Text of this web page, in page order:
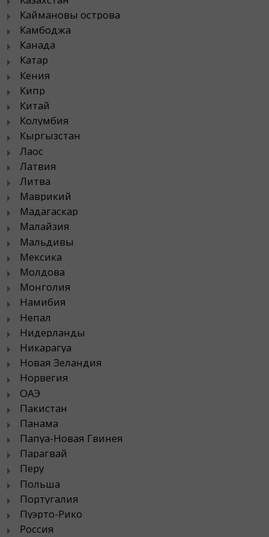
Каймановы острова
Камбоджа
Канада
Катар
Кения
Кипр
Китай
Колумбия
Кыргызстан
Лаос
Латвия
Литва
Маврикий
Мадагаскар
Малайзия
Мальдивы
Мексика
Молдова
Монголия
Намибия
Непал
Нидерланды
Никарагуа
Новая Зеландия
Норвегия
ОАЭ
Пакистан
Панама
Папуа-Новая Гвинея
Парагвай
Перу
Польша
Португалия
Пуэрто-Рико
Россия